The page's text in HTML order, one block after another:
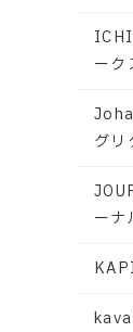
ーク
グリ
ーナ